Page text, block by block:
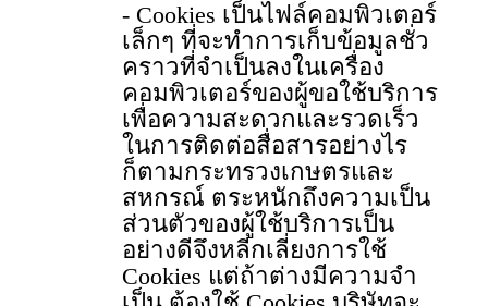
- Cookies เป็นไฟล์คอมพิวเตอร์
เล็กๆ ที่จะทําการเก็บข้อมูลชั่ว
คราวที่จําเป็นลงในเครื่อง
คอมพิวเตอร์ของผู้ขอใช้บริการ
เพื่อความสะดวกและรวดเร็ว
ในการติดต่อสื่อสารอย่างไร
ก็ตามกระทรวงเกษตรและ
สหกรณ์ ตระหนักถึงความเป็น
ส่วนตัวของผู้ใช้บริการเป็น
อย่างดีจึงหลีกเลี่ยงการใช้
Cookies แต่ถ้าต่างมีความจํา